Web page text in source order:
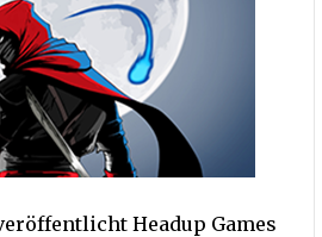
Headup Games